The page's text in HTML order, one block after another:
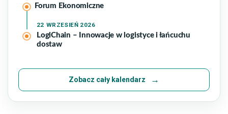
Forum Ekonomiczne
22 WRZESIEŃ 2026
LogiChain – Innowacje w logistyce i łańcuchu
dostaw
Zobacz cały kalendarz